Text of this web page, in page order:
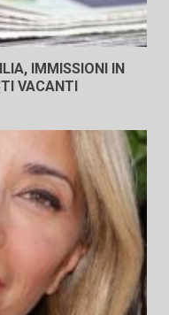
IMMISSIONI IN
VACANTI